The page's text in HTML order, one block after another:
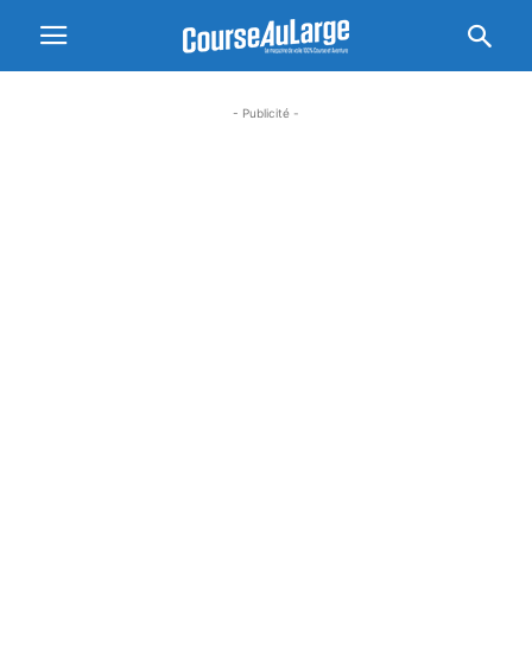
- Publicité -